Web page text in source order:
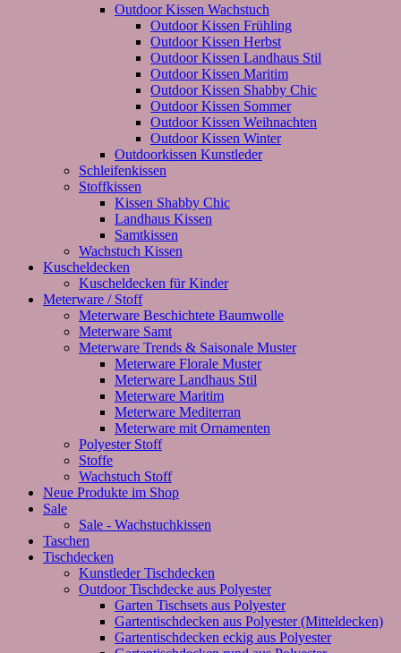
Outdoor Kissen Wachstuch
Outdoor Kissen Frühling
Outdoor Kissen Herbst
Outdoor Kissen Landhaus Stil
Outdoor Kissen Maritim
Outdoor Kissen Shabby Chic
Outdoor Kissen Sommer
Outdoor Kissen Weihnachten
Outdoor Kissen Winter
Outdoorkissen Kunstleder
Schleifenkissen
Stoffkissen
Kissen Shabby Chic
Landhaus Kissen
Samtkissen
Wachstuch Kissen
Kuscheldecken
Kuscheldecken für Kinder
Meterware / Stoff
Meterware Beschichtete Baumwolle
Meterware Samt
Meterware Trends & Saisonale Muster
Meterware Florale Muster
Meterware Landhaus Stil
Meterware Maritim
Meterware Mediterran
Meterware mit Ornamenten
Polyester Stoff
Stoffe
Wachstuch Stoff
Neue Produkte im Shop
Sale
Sale - Wachstuchkissen
Taschen
Tischdecken
Kunstleder Tischdecken
Outdoor Tischdecke aus Polyester
Garten Tischsets aus Polyester
Gartentischdecken aus Polyester (Mitteldecken)
Gartentischdecken eckig aus Polyester